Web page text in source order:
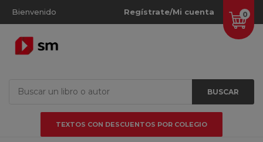
Bienvenido 0
Regístrate/Mi cuenta
BUSCAR
TEXTOS CON DESCUENTOS POR COLEGIO